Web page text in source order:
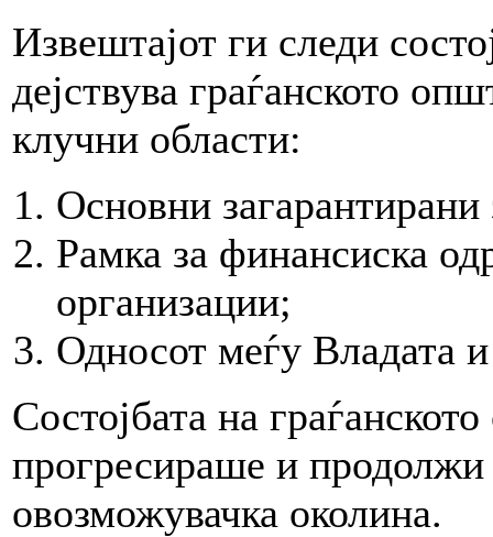
Извештајот ги следи
дејствува граѓанското
клучни области:
Основни
Рамка за финансиска
организации;
Односот меѓу Владата
Состојбата на
прогресираше и продолжи
овозможувачка околина.